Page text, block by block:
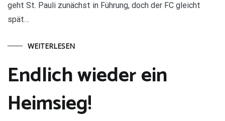
geht St. Pauli zunächst in Führung, doch der FC gleicht
spät…
WEITERLESEN
Endlich wieder ein
Heimsieg!